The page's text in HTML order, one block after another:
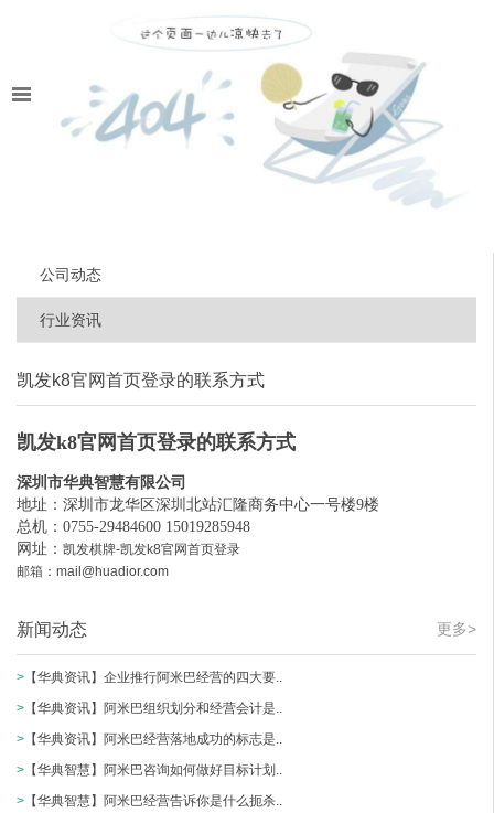
公司动态
行业资讯
凯发k8官网首页登录的联系方式
凯发k8官网首页登录的联系方式
深圳市华典智慧有限公司
地址：深圳市龙华区深圳北站汇隆商务中心一号楼9楼
总机：0755-29484600 15019285948
网址： 凯发棋牌-凯发k8官网首页登录
邮箱： mail@huadior.com
更多>
新闻动态
> 【华典资讯】企业推行阿米巴经营的四大要..
> 【华典资讯】阿米巴组织划分和经营会计是..
> 【华典资讯】阿米巴经营落地成功的标志是..
> 【华典智慧】阿米巴咨询如何做好目标计划..
> 【华典智慧】阿米巴经营告诉你是什么扼杀..